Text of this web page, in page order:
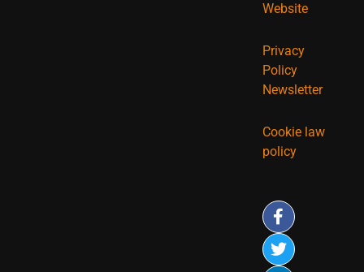
Website
Privacy
Policy
Newsletter
Cookie law
policy